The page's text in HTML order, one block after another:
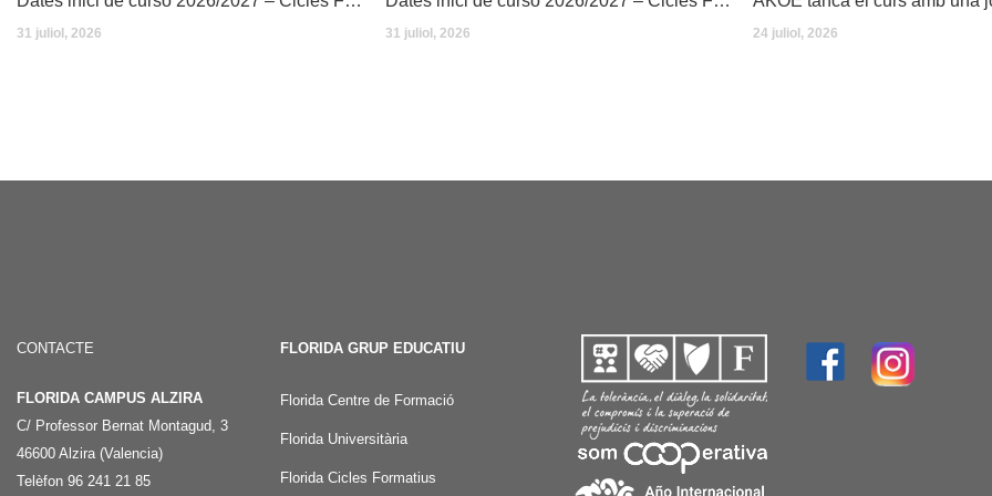
31 juliol, 2026 31 juliol, 2026 24 juliol, 2026
CONTACTE
FLORIDA CAMPUS ALZIRA
C/ Professor Bernat Montagud, 3
46600 Alzira (Valencia)
Telèfon 96 241 21 85
FLORIDA GRUP EDUCATIU
Florida Centre de Formació
Florida Universitària
Florida Cicles Formatius